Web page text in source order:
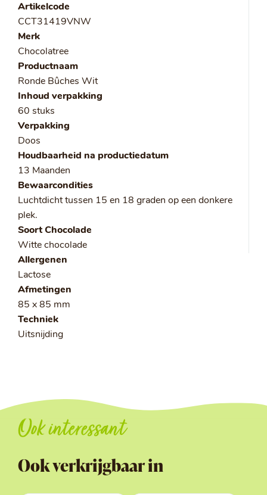
Artikelcode
CCT31419VNW
Merk
Chocolatree
Productnaam
Ronde Bûches Wit
Inhoud verpakking
60 stuks
Verpakking
Doos
Houdbaarheid na productiedatum
13 Maanden
Bewaarcondities
Luchtdicht tussen 15 en 18 graden op een donkere
plek.
Soort Chocolade
Witte chocolade
Allergenen
Lactose
Afmetingen
85 x 85 mm
Techniek
Uitsnijding
Ook interessant
Ook verkrijgbaar in